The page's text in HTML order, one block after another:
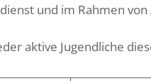
und im Rahmen
aktive Jugendliche